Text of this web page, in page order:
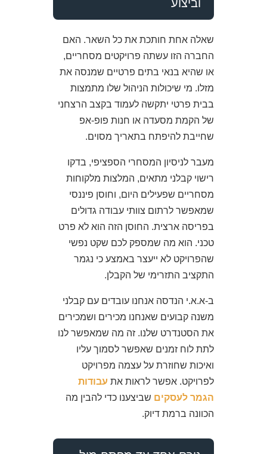
וביצוע
שאלה אחת חותכת את כל השאר. האם
החברה הזו עשתה פרויקטים מסחריים,
או שהיא בנאי בתים פרטיים שמנסה את
מזלו. מי שיכולות הניהול שלו מתמצות
בבית פרטי יתקשה לעמוד בקצב הרצחני
של הקמת מסעדה או חנות פופ-אפ
שחייבת להיפתח בתאריך מסוים.
מעבר לניסיון המסחרי הספציפי, בדקו
רישוי קבלני מתאים, המלצות מלקוחות
מסחריים שפעילים היום, וחוסן פיננסי
שמאפשר לרתום צוותי עבודה גדולים
בפריסה ארצית. החוסן הזה הוא לא פרט
טכני. הוא מה שמספק לכם שקט נפשי
שהפרויקט לא ייעצר באמצע כי נגמר
התקציב התזרימי של הקבלן.
ב-א.א.י הנדסה אנחנו עובדים עם קבלני
משנה קבועים שאנחנו מכירים ושמכירים
את הסטנדרט שלנו. זה מה שמאפשר לנו
לתת לוח זמנים שאפשר לסמוך עליו
ואיכות שחוזרת על עצמה מפרויקט
לפרויקט. אפשר לראות את עבודות
הגמר לעסקים שביצענו כדי להבין מה
הכוונה ברמת דיוק.